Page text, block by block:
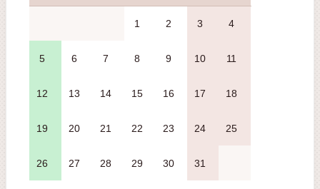
1 2 3 4
5 6 7 8 9 10 11
12 13 14 15 16 17 18
19 20 21 22 23 24 25
26 27 28 29 30 31